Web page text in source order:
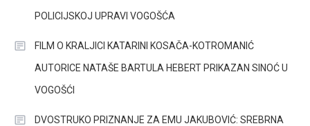
POLICIJSKOJ UPRAVI VOGOŠĆA
FILM O KRALJICI KATARINI KOSAČA-KOTROMANIĆ
AUTORICE NATAŠE BARTULA HEBERT PRIKAZAN SINOĆ U
VOGOŠĆI
DVOSTRUKO PRIZNANJE ZA EMU JAKUBOVIĆ: SREBRNA